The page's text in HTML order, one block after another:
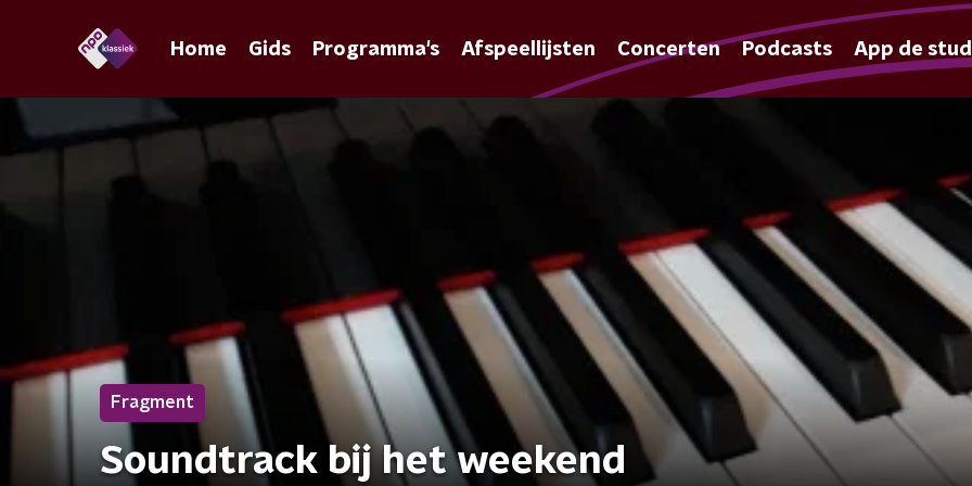
Home Gids Programma's Afspeellijsten Concerten Podcasts App de
Fragment
Soundtrack bij het weekend